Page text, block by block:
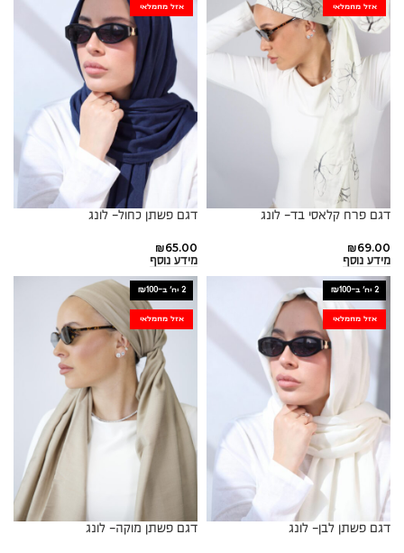
אזל מהמלאי
דגם פרח קלאסי בד- לונג
₪69.00
מידע נוסף
אזל מהמלאי
דגם פשתן כחול- לונג
₪65.00
מידע נוסף
2 יח׳ ב-₪100
אזל מהמלאי
דגם פשתן לבן- לונג
2 יח׳ ב-₪100
אזל מהמלאי
דגם פשתן מוקה- לונג